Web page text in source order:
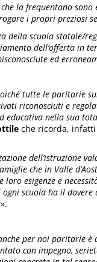
la frequentano
i propri preziosi
della scuola statale/
dell’offerta in
ed
tutte le paritarie
riconosciuti e
educativa nella sua
che ricorda,
dell’istruzione
che in Valle
esigenze e
scuola ha il
».
per noi paritarie è
con impegno,